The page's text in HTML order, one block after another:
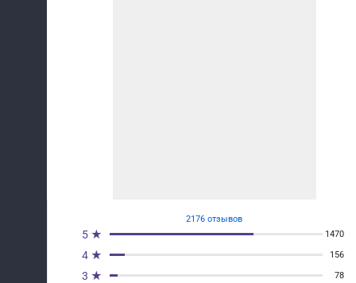
2176 отзывов
5 ★ 1470
4 ★ 156
3 ★ 78